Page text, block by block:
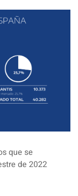
que se
de 2022